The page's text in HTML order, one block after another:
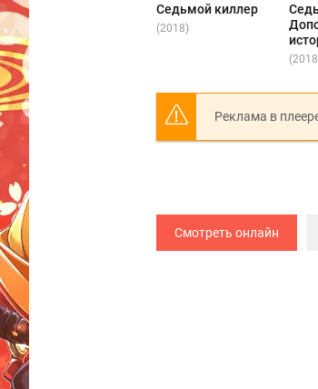
Седьмой киллер
(2018)
Реклама в
Смотреть онлайн